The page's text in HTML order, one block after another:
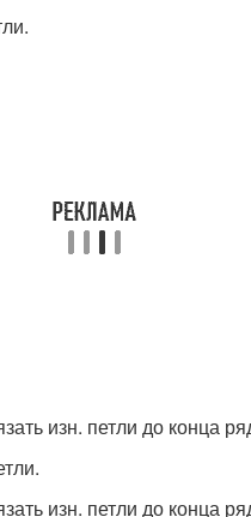
изн. петли до конца
изн. петли до конца